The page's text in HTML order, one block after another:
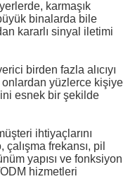
karmaşık
binalarda bile
kararlı sinyal iletimi
birden fazla alıcıyı
yüzlerce kişiye
esnek bir şekilde
ihtiyaçlarını
frekansı, pil
yapısı ve fonksiyon
hizmetleri